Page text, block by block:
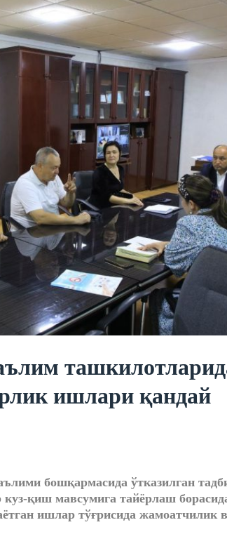
ишлари қандай
бошқармасида ўтказилган
қиш мавсумига тайёрлаш
ишлар тўғрисида жамоатчилик